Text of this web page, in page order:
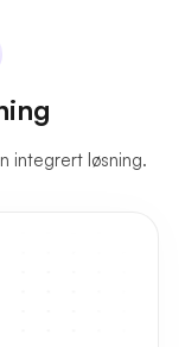
integrert løsning.